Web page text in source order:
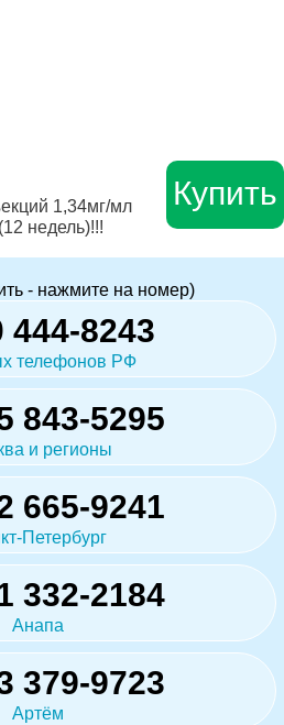
1,34мг/мл
недель)!!!
Купить
- нажмите на номер)
444-8243
телефонов РФ
843-5295
и регионы
665-9241
Петербург
332-2184
Анапа
379-9723
Артём